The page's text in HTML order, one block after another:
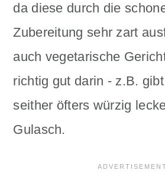
da diese durch die
Zubereitung sehr zart
auch vegetarische
richtig gut darin - z.B.
seither öfters würzig
Gulasch.